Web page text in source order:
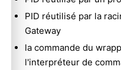
PID réutilisé par la
Gateway
la commande du
l'interpréteur de